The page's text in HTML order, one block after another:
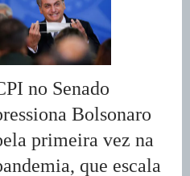
no Senado
Bolsonaro
primeira vez na
que escala